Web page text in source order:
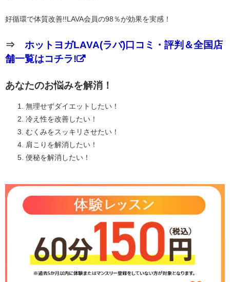
好循環で体質改善!!LAVA会員の98％が効果を実感！
⇒ ホットヨガLAVA(ラバ)口コミ・評判＆全国店
舗一覧はコチラ!
あなたのお悩みを解消！
無理せずダイエットしたい！
冷え性を改善したい！
むくみをスッキリさせたい！
肩こりを解消したい！
便秘を解消したい！